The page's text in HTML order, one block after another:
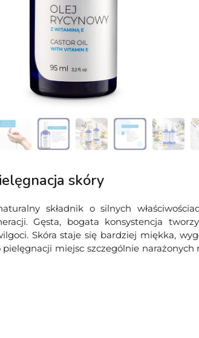
skóry
składnik o silnych
Gęsta, bogata konsystencja
Skóra staje się bardziej miękka,
miejsc szczególnie narażonych